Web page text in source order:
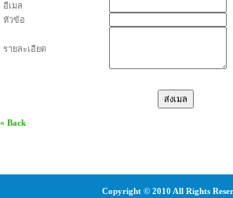
อีเมล
หัวข้อ
รายละเอียด
« Back
Copyright © 2010 All Rights